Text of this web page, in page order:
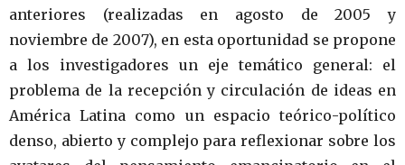
anteriores (realizadas en agosto de 2005 y
noviembre de 2007), en esta oportunidad se propone
a los investigadores un eje temático general: el
problema de la recepción y circulación de ideas en
América Latina como un espacio teórico-político
denso, abierto y complejo para reflexionar sobre los